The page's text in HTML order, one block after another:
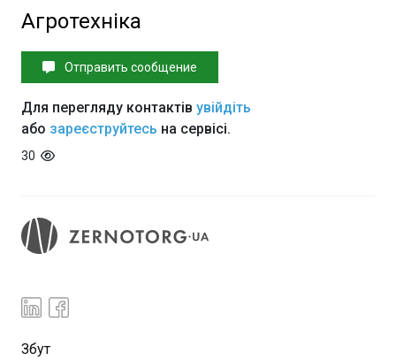
Агротехніка
Отправить сообщение
Для перегляду контактів увійдіть
або зареєструйтесь на сервісі.
30
Збут